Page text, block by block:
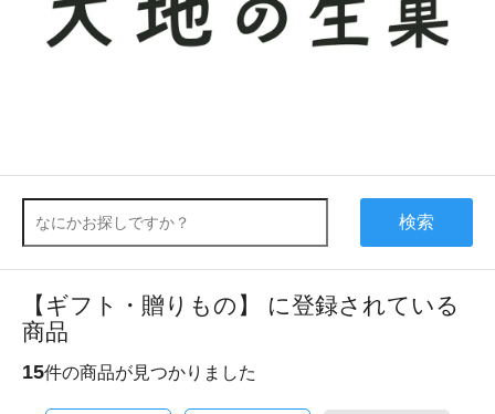
検索
【ギフト・贈りもの】 に登録されている
商品
15件の商品が見つかりました